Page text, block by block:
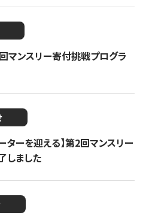
マンスリー寄付挑戦プログラ
ーを迎える】第2回マンスリー
しました